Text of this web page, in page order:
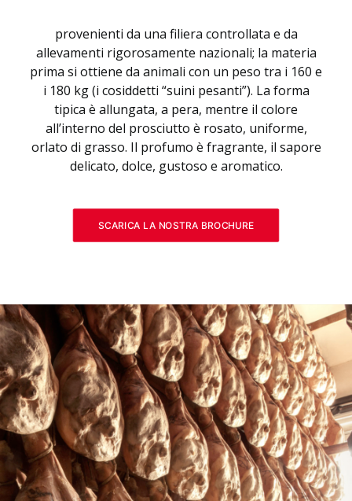
provenienti da una filiera controllata e da
allevamenti rigorosamente nazionali; la materia
prima si ottiene da animali con un peso tra i 160 e
i 180 kg (i cosiddetti “suini pesanti”). La forma
tipica è allungata, a pera, mentre il colore
all’interno del prosciutto è rosato, uniforme,
orlato di grasso. Il profumo è fragrante, il sapore
delicato, dolce, gustoso e aromatico.
SCARICA LA NOSTRA BROCHURE